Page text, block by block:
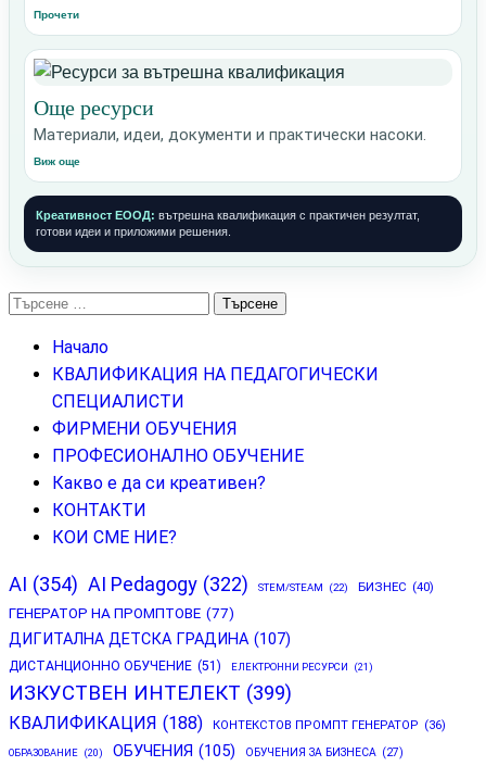
Прочети
Още ресурси
Материали, идеи, документи и практически насоки.
Виж още
Креативност ЕООД: вътрешна квалификация с практичен резултат,
готови идеи и приложими решения.
Търсене
Начало
КВАЛИФИКАЦИЯ НА ПЕДАГОГИЧЕСКИ
СПЕЦИАЛИСТИ
ФИРМЕНИ ОБУЧЕНИЯ
ПРОФЕСИОНАЛНО ОБУЧЕНИЕ
Какво е да си креативен?
КОНТАКТИ
КОИ СМЕ НИЕ?
AI (354) AI Pedagogy (322) STEM/STEAM (22) БИЗНЕС (40)
ГЕНЕРАТОР НА ПРОМПТОВЕ (77)
ДИГИТАЛНА ДЕТСКА ГРАДИНА (107)
ДИСТАНЦИОННО ОБУЧЕНИЕ (51) ЕЛЕКТРОННИ РЕСУРСИ (21)
ИЗКУСТВЕН ИНТЕЛЕКТ (399)
КВАЛИФИКАЦИЯ (188) КОНТЕКСТОВ ПРОМПТ ГЕНЕРАТОР (36)
ОБРАЗОВАНИЕ (20) ОБУЧЕНИЯ (105) ОБУЧЕНИЯ ЗА БИЗНЕСА (27)